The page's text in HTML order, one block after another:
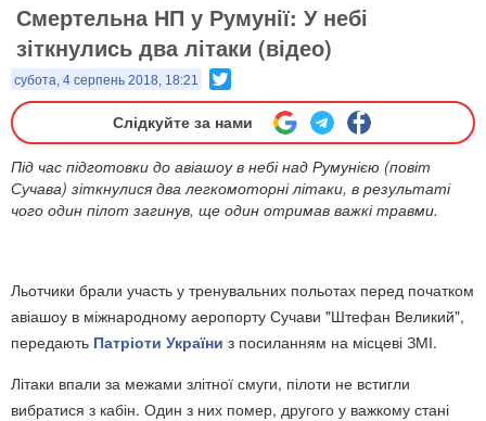
Смертельна НП у Румунії: У небі
зіткнулись два літаки (відео)
субота, 4 серпень 2018, 18:21
Слідкуйте за нами
Під час підготовки до авіашоу в небі над Румунією (повіт
Сучава) зіткнулися два легкомоторні літаки, в результаті
чого один пілот загинув, ще один отримав важкі травми.
Льотчики брали участь у тренувальних польотах перед початком
авіашоу в міжнародному аеропорту Сучави "Штефан Великий",
передають Патріоти України з посиланням на місцеві ЗМІ.
Літаки впали за межами злітної смуги, пілоти не встигли
вибратися з кабін. Один з них помер, другого у важкому стані